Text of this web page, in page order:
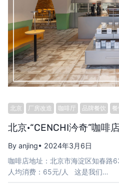
北京 厂房改造 咖啡厅 品牌餐饮
北京·“CENCHI汵奇”咖啡
By anjing• 2024年3月6日
咖啡店地址：北京市海淀区知春路
人均消费：65元/人 这是我们…